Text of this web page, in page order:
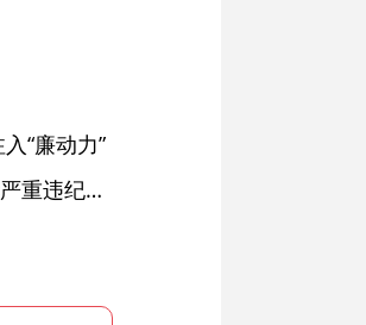
“廉动力”
绩溪县长安镇原党委副书记、镇长程枫华严重违纪违法被开除党籍和公职